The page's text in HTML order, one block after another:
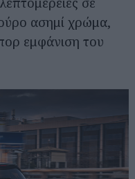
ασημί χρώμα,
εμφάνιση του